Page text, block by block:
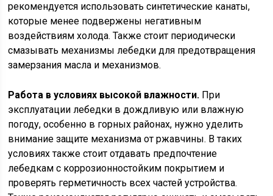
рекомендуется использовать синтетические канаты,
которые менее подвержены негативным
воздействиям холода. Также стоит периодически
смазывать механизмы лебедки для предотвращения
замерзания масла и механизмов.
Работа в условиях высокой влажности. При
эксплуатации лебедки в дождливую или влажную
погоду, особенно в горных районах, нужно уделить
внимание защите механизма от ржавчины. В таких
условиях также стоит отдавать предпочтение
лебедкам с коррозионностойким покрытием и
проверять герметичность всех частей устройства.